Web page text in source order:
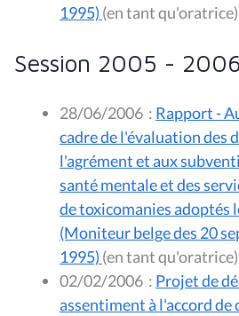
1995)
(en tant qu'oratrice)
Session 2005 - 2006
28/06/2006 : Rapport -
cadre de l'évaluation des
l'agrément et aux
santé mentale et des
de toxicomanies adoptés
(Moniteur belge des 20
1995)
(en tant qu'oratrice)
02/02/2006 : Projet de
assentiment à l'accord de